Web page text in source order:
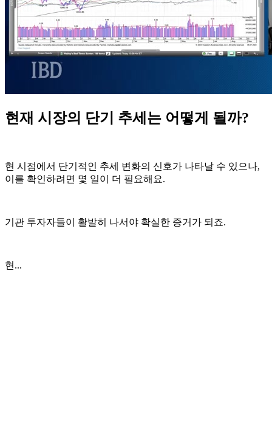
현재 시장의 단기 추세는 어떻게 될까?
현 시점에서 단기적인 추세 변화의 신호가 나타날 수 있으나,
이를 확인하려면 몇 일이 더 필요해요.
기관 투자자들이 활발히 나서야 확실한 증거가 되죠.
현...